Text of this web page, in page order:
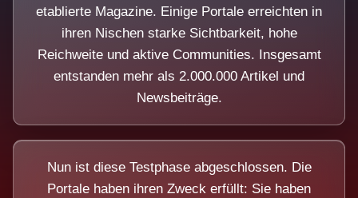
etablierte Magazine. Einige Portale erreichten in
ihren Nischen starke Sichtbarkeit, hohe
Reichweite und aktive Communities. Insgesamt
entstanden mehr als 2.000.000 Artikel und
Newsbeiträge.
Nun ist diese Testphase abgeschlossen. Die
Portale haben ihren Zweck erfüllt: Sie haben